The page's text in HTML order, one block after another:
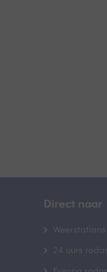
Direct naar
Weerstations
24 uurs radar